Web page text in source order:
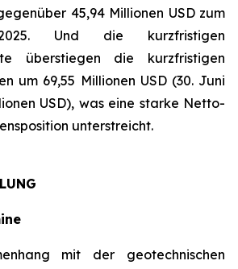
45,94 Millionen USD zum
Und die kurzfristigen
überstiegen die kurzfristigen
um 69,55 Millionen USD (30. Juni
USD), was eine starke Netto-
unterstreicht.
mit der geotechnischen